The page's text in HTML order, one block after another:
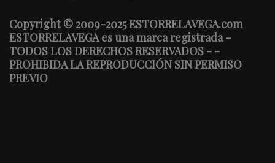
Copyright © 2009-2025 ESTORRELAVEGA.com
ESTORRELAVEGA es una marca registrada -
TODOS LOS DERECHOS RESERVADOS - -
PROHIBIDA LA REPRODUCCIÓN SIN PERMISO
PREVIO